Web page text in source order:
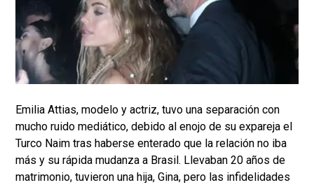
Emilia Attias, modelo y actriz, tuvo una separación con
mucho ruido mediático, debido al enojo de su expareja el
Turco Naim tras haberse enterado que la relación no iba
más y su rápida mudanza a Brasil. Llevaban 20 años de
matrimonio, tuvieron una hija, Gina, pero las infidelidades